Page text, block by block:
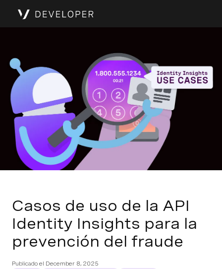
Casos de uso de la API
Identity Insights para la
prevención del fraude
Publicado el December 8, 2025